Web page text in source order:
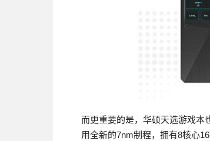
而更重要的是，华硕天选游戏本
用全新的7nm制程，拥有8核心